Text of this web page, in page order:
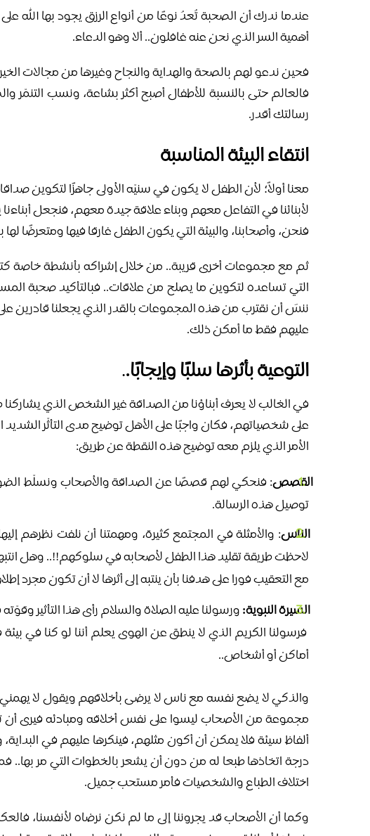
عندما ندرك أن الصحبة تُعدُ نوعًا من أنواع الرزق يجود بها الله
أهمية السر الذي نحن عنه غافلون.. ألا وهو الدعاء.
فحين ندعو لهم بالصحة والهداية والنجاح وغيرها من مجالات
فالعالم حتى بالنسبة للأطفال أصبح أكثر بشاعة، ونسب
رسالتك أقدر.
انتقاء البيئة المناسبة
معنا أولاً؛ لأن الطفل لا يكون في سنيّه الأولى جاهزًا لتكوين
لأبنائنا في التفاعل معهم وبناء علاقة جيدة معهم، فنجعل
فنحن، وأصحابنا، والبيئة التي يكون الطفل غارقا فيها ومتعرضًا لها
ثم مع مجموعات أخرى قريبة.. من خلال إشراكه بأنشطة خاصة
التي تساعده لتكوين ما يصلح من علاقات.. فبالتأكيد صحبة
ننسَ أن نقترب من هذه المجموعات بالقدر الذي يجعلنا
عليهم فقط ما أمكن ذلك.
التوعية بأثرها سلبًا وإيجابًا..
في الغالب لا يعرف أبناؤنا من الصداقة غير الشخص الذي
على شخصياتهم، فكان واجبًا على الأهل توضيح مدى التأثّر
الأمر الذي يلزم معه توضيح هذه النقطة عن طريق:
القصص: فنحكي لهم قصصًا عن الصداقة والأصحاب ونسلّط الضوء
توصيل هذه الرسالة.
الناس: والأمثلة في المجتمع كثيرة، ومهمتنا أن نلفت نظرهم
لاحظت طريقة تقليد هذا الطفل لأصحابه في سلوكهم!!.. وهل
مع التعقيب فورا على هدفنا بأن ينتبه إلى أثرها لا أن تكون مجرد
السيرة النبوية:ورسولنا عليه الصلاة والسلام رأى هذا التأثير
فرسولنا الكريم الذي لا ينطق عن الهوى يعلم أننا لو كنا
أماكن أو أشخاص..
والذكي لا يضع نفسه مع ناس لا يرضى بأخلاقهم ويقول لا
مجموعة من الأصحاب ليسوا على نفس أخلاقه ومبادئه فيرى أن
ألفاظ سيئة فلا يمكن أن أكون مثلهم، فينكرها عليهم في
درجة اتخاذها طبعا له من دون أن يشعر بالخطوات التي مر
اختلاف الطباع والشخصيات فأمر مستحب جميل.
وكما أن الأصحاب قد يجروننا إلى ما لم نكن نرضاه لأنفسنا،